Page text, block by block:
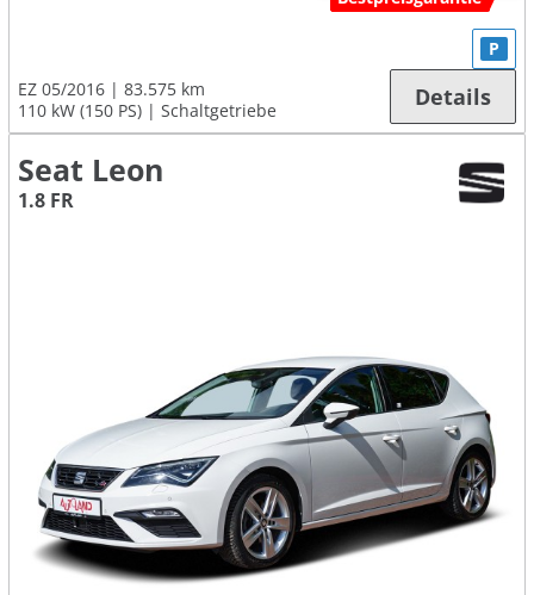
EZ 05/2016
83.575 km
110 kW (150 PS)
Schaltgetriebe
P
Details
Seat Leon
1.8 FR